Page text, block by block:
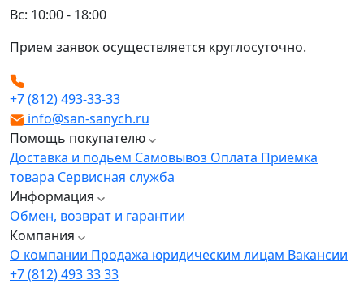
Вс: 10:00 - 18:00
Прием заявок осуществляется круглосуточно.
+7 (812) 493-33-33
info@san-sanych.ru
Помощь покупателю
Доставка и подьем Самовывоз Оплата Приемка
товара Сервисная служба
Информация
Обмен, возврат и гарантии
Компания
О компании Продажа юридическим лицам Вакансии
+7 (812) 493 33 33